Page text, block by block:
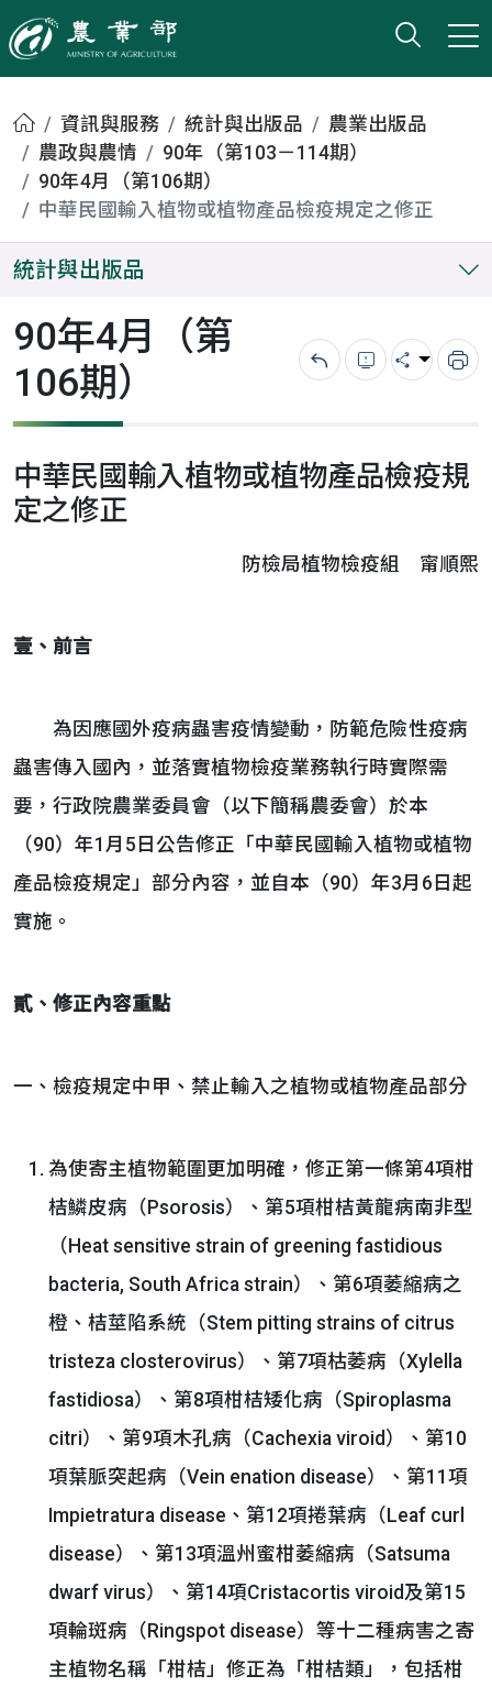
農業部
打開
小版
首頁資訊與服務 統計與出版品
農業出版品
農政與農情
90年（第103－114期）
90年4月（第106期）
中華民國輸入植物或植物產品檢疫規定之修正
統計與出版品
90年4月（第
106期）
回上一頁錯誤回報
分享 列
中華民國輸入植物或植物產品檢疫規
定之修正
防檢局植物檢疫組 甯順熙
壹、前言
為因應國外疫病蟲害疫情變動，防範危險性疫病
蟲害傳入國內，並落實植物檢疫業務執行時實際需
要，行政院農業委員會（以下簡稱農委會）於本
（90）年1月5日公告修正「中華民國輸入植物或植物
產品檢疫規定」部分內容，並自本（90）年3月6日起
實施。
貳、修正內容重點
一、檢疫規定中甲、禁止輸入之植物或植物產品部分
為使寄主植物範圍更加明確，修正第一條第4項柑
桔鱗皮病（Psorosis）、第5項柑桔黃龍病南非型
（Heat sensitive strain of greening fastidious
bacteria, South Africa strain）、第6項萎縮病之
橙、桔莖陷系統（Stem pitting strains of citrus
tristeza closterovirus）、第7項枯萎病（Xylella
fastidiosa）、第8項柑桔矮化病（Spiroplasma
citri）、第9項木孔病（Cachexia viroid）、第10
項葉脈突起病（Vein enation disease）、第11項
Impietratura disease、第12項捲葉病（Leaf curl
disease）、第13項溫州蜜柑萎縮病（Satsuma
dwarf virus）、第14項Cristacortis viroid及第15
項輪斑病（Ringspot disease）等十二種病害之寄
主植物名稱「柑桔」修正為「柑桔類」，包括柑